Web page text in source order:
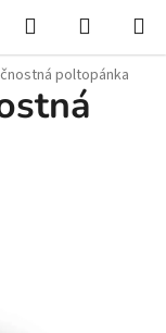
Hľadať
KOŠÍK
poltopánka